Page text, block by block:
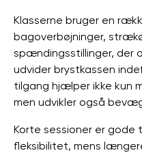
Klasserne bruger en
bagoverbøjninger,
spændingsstillinger, der
udvider brystkassen
tilgang hjælper ikke kun
men udvikler også
Korte sessioner er
fleksibilitet, mens